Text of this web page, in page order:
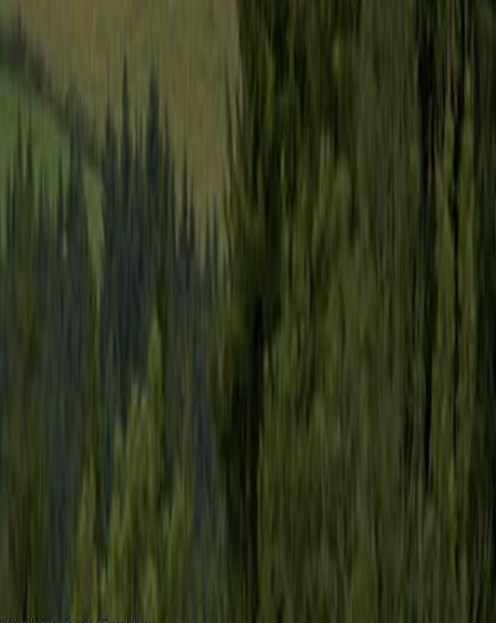
Tourismus Wo der